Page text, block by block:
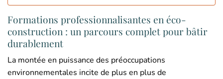
Formations professionnalisantes en éco-
construction : un parcours complet pour bâtir
durablement
La montée en puissance des préoccupations
environnementales incite de plus en plus de